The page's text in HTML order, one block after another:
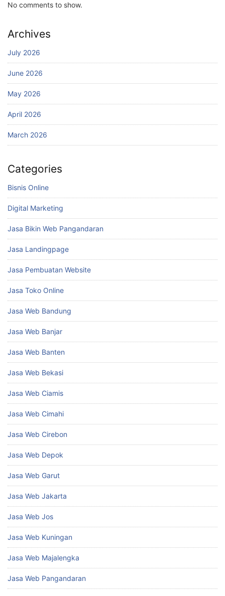
No comments to show.
Archives
July 2026
June 2026
May 2026
April 2026
March 2026
Categories
Bisnis Online
Digital Marketing
Jasa Bikin Web Pangandaran
Jasa Landingpage
Jasa Pembuatan Website
Jasa Toko Online
Jasa Web Bandung
Jasa Web Banjar
Jasa Web Banten
Jasa Web Bekasi
Jasa Web Ciamis
Jasa Web Cimahi
Jasa Web Cirebon
Jasa Web Depok
Jasa Web Garut
Jasa Web Jakarta
Jasa Web Jos
Jasa Web Kuningan
Jasa Web Majalengka
Jasa Web Pangandaran